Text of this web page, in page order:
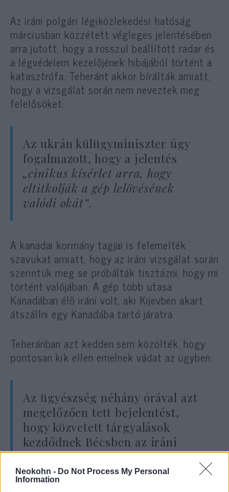
Neokohn - Do Not Process My Personal
Information
Az iráni polgári légiközlekedési hatóság
márciusban közzétett végleges jelentésében
arra jutott, hogy a rosszul beállított radar és
a légvédelem kezelőjének hibájából történt a
katasztrófa. Teheránt akkor bírálták amiatt,
hogy a vizsgálat során nem neveztek meg
felelősöket.
Az ukrán külügyminiszter úgy
fogalmazott, hogy a jelentés
„cinikus kísérlet arra, hogy
eltitkolják a gép lelövésének
valódi okát”.
A kanadai kormány tagjai is felemelték
szavukat amiatt, hogy az iráni vizsgálat során
szerintük meg se próbálták tisztázni, hogy mi
történt valójában. A gép több utasa
Kanadában élő iráni volt, aki Kijevben akart
átszállni egy Kanadába tartó járatra.
Teheránban azt kedden sem közölték, hogy
pontosan kik ellen emelnek vádat az ügyben.
Az ügyészség néhány órával azt
megelőzően tett bejelentést,
hogy közvetett tárgyalások
kezdődnek Bécsben az iráni
atomprogramról Irán és az
Egyesült Államok között.